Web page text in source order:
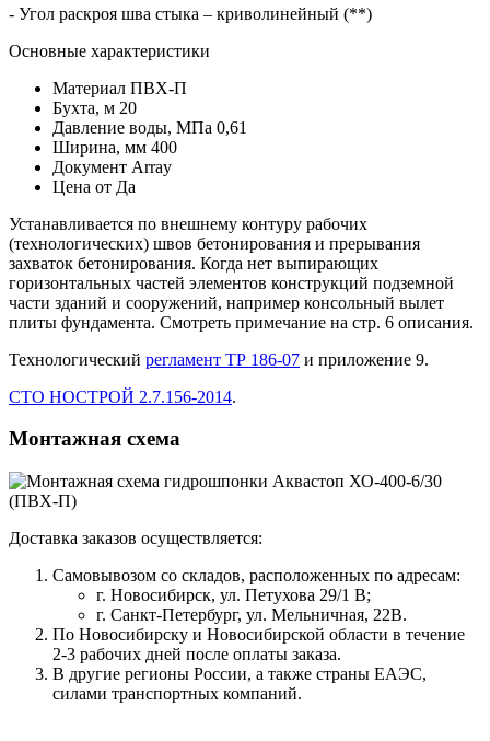
- Угол раскроя шва стыка – криволинейный (**)
Основные характеристики
Материал ПВХ-П
Бухта, м 20
Давление воды, МПа 0,61
Ширина, мм 400
Документ Array
Цена от Да
Устанавливается по внешнему контуру рабочих
(технологических) швов бетонирования и прерывания
захваток бетонирования. Когда нет выпирающих
горизонтальных частей элементов конструкций подземной
части зданий и сооружений, например консольный вылет
плиты фундамента. Смотреть примечание на стр. 6 описания.
Технологический регламент ТР 186-07 и приложение 9.
СТО НОСТРОЙ 2.7.156-2014.
Монтажная схема
Доставка заказов осуществляется:
Самовывозом со складов, расположенных по адресам:
г. Новосибирск, ул. Петухова 29/1 В;
г. Санкт-Петербург, ул. Мельничная, 22В.
По Новосибирску и Новосибирской области в течение
2-3 рабочих дней после оплаты заказа.
В другие регионы России, а также страны ЕАЭС,
силами транспортных компаний.